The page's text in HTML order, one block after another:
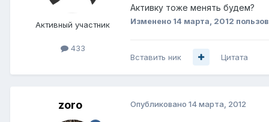
Активный участник
433
Активку тоже менять будем?
Изменено 14 марта, 2012
Вставить ник Цитата
zoro Опубликовано 14 марта, 2012